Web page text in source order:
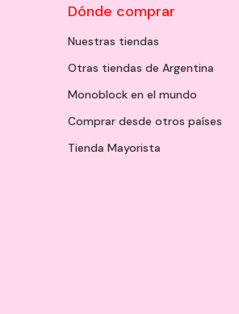
Dónde comprar
Nuestras tiendas
Otras tiendas de Argentina
Monoblock en el mundo
Comprar desde otros países
Tienda Mayorista